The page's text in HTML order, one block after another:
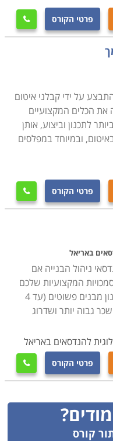
פרטי הקורס 
על ידי קבלני איטום
את הכלים המקצועיים
לתכנון וביצוע, אותן
ובמיוחד במפלסים
פרטי הקורס 
באריאל
ניהול הבנייה אם
המקצועיות שלכם
ולקבל זכות חתימה לתכנון מבנים פשוטים (עד 4
גבוה יותר ושדרוג
להנדסאים באריאל
פרטי הקורס 
קורס